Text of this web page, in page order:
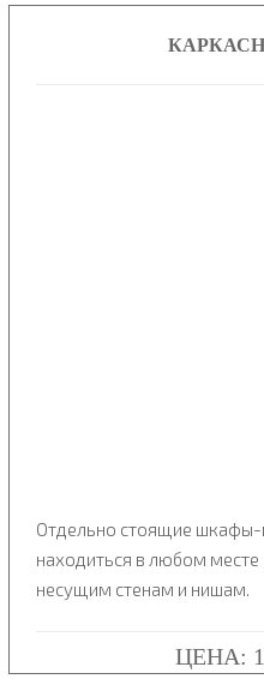
Отдельно стоящие шкафы-
находиться в любом
несущим стенам и нишам.
ЦЕНА: